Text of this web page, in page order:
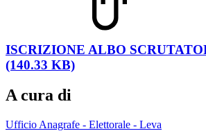
ISCRIZIONE ALBO
(140.33 KB)
A cura di
Ufficio Anagrafe - Elettorale - Leva